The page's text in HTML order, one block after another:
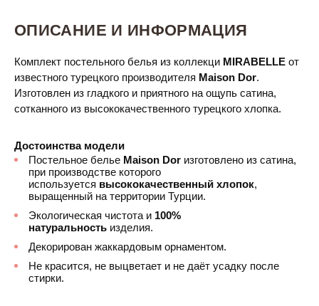
ОПИСАНИЕ И ИНФОРМАЦИЯ
Комплект постельного белья из коллекци MIRABELLE от
известного турецкого производителя Maison Dor​.
Изготовлен из гладкого и приятного на ощупь сатина,
сотканного из высококачественного турецкого хлопка.
Достоинства модели
Постельное белье Maison Dor изготовлено из сатина,
при производстве которого
используется высококачественный хлопок,
выращенный на территории Турции.
Экологическая чистота и 100%
натуральность изделия.
Декорирован жаккардовым орнаментом.
Не красится, не выцветает и не даёт усадку после
стирки.